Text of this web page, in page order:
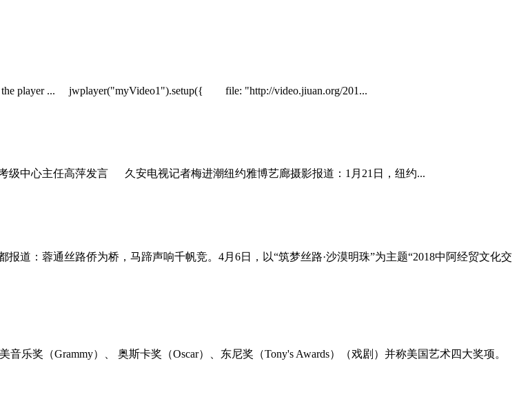
player ... jwplayer("myVideo1").setup({ file: "http://video.jiuan.org/201...
中心主任高萍发言 久安电视记者梅进潮纽约雅博艺廊摄影报道：1月21日，纽约...
道：蓉通丝路侨为桥，马蹄声响千帆竞。4月6日，以“筑梦丝路·沙漠明珠”为主题“2018中阿经贸文化交
奖（Grammy）、 奥斯卡奖（Oscar）、东尼奖（Tony's Awards）（戏剧）并称美国艺术四大奖项。